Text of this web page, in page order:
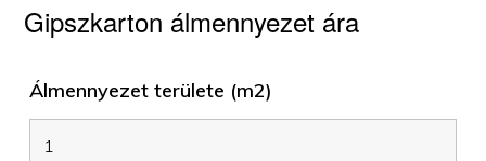
Gipszkarton álmennyezet ára
Álmennyezet területe (m2)